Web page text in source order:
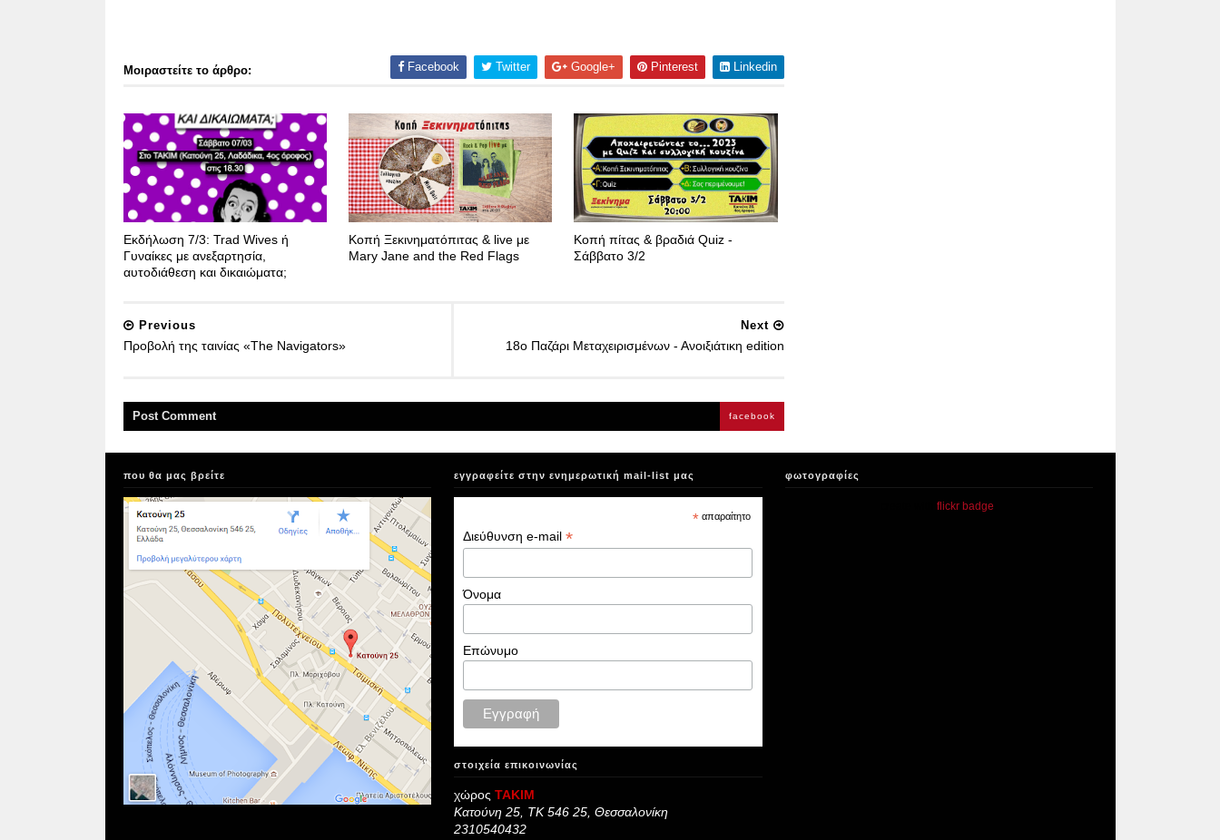
Μοιραστείτε το άρθρο: Facebook Twitter Google+ Pinterest Linkedin
Εκδήλωση 7/3: Trad Wives ή
Γυναίκες με ανεξαρτησία,
αυτοδιάθεση και δικαιώματα;
Κοπή Ξεκινηματόπιτας & live με
Mary Jane and the Red Flags
Κοπή πίτας & βραδιά Quiz -
Σάββατο 3/2
Next
18ο Παζάρι Μεταχειρισμένων - Ανοιξιάτικη edition
Previous
Προβολή της ταινίας «The Navigators»
Post Comment facebook
που θα μας βρείτε εγγραφείτε στην ενημερωτική mail-list μας
*απαραίτητο
Διεύθυνση e-mail*
Όνομα
Επώνυμο
στοιχεία επικοινωνίας
χώροςΤΑΚΙΜ
Κατούνη 25, ΤΚ 546 25, Θεσσαλονίκη
2310540432
φωτογραφίες
create withflickr badge